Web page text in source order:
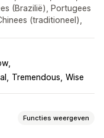
(Brazilië), Portugees
(traditioneel),
Tremendous Wise
Functies weergeven